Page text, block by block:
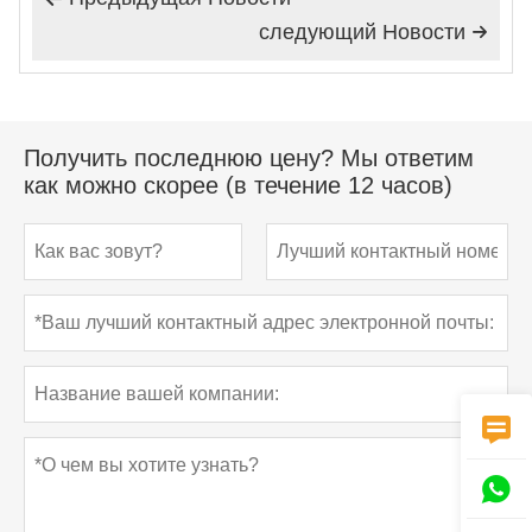

следующий Hовости
Получить последнюю цену? Мы ответим
как можно скорее (в течение 12 часов)

